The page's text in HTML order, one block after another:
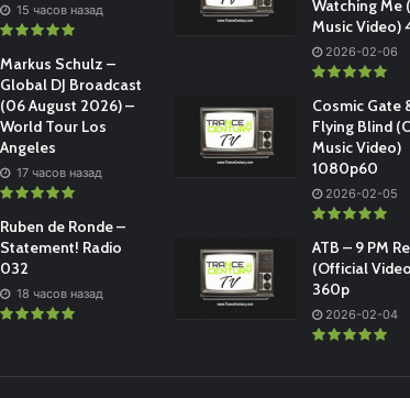
15 часов назад
Markus Schulz –
Global DJ Broadcast
(06 August 2026) –
World Tour Los
Angeles
17 часов назад
Ruben de Ronde –
Statement! Radio
032
18 часов назад
Watching Me
Music Video)
2026-02-06
Cosmic Gate
Flying Blind
Music Video)
1080p60
2026-02-05
ATB – 9 PM
(Official
360p
2026-02-04